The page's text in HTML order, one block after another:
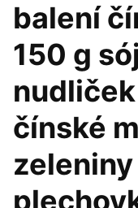
balení
150 g
čínské